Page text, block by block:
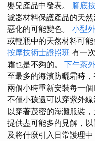
嬰兒產品中發表。 腳底
濾器材料保護產品的天
惡化的可能變色。 小型
或輕瓶中的天然材料可
按摩技術士證照班 有一
霜也是不夠的。 下午茶
至最多的海濱防曬霜時
兩個小時重新安裝每一
不僅小孩還可以穿紫外
以穿著茂密的海灘服裝
提供盡可能多的見解，
及將什麼引入日常護理中